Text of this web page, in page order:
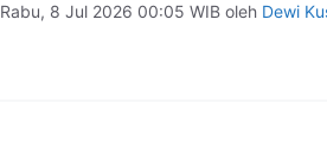
Rabu, 8 Jul 2026 00:05 WIB oleh Dewi